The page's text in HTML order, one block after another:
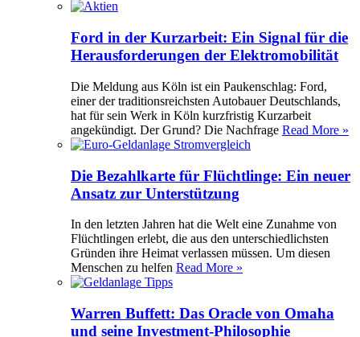
Ford in der Kurzarbeit: Ein Signal für die
Herausforderungen der Elektromobilität
Die Meldung aus Köln ist ein Paukenschlag: Ford,
einer der traditionsreichsten Autobauer Deutschlands,
hat für sein Werk in Köln kurzfristig Kurzarbeit
angekündigt. Der Grund? Die Nachfrage Read More »
Die Bezahlkarte für Flüchtlinge: Ein neuer
Ansatz zur Unterstützung
In den letzten Jahren hat die Welt eine Zunahme von
Flüchtlingen erlebt, die aus den unterschiedlichsten
Gründen ihre Heimat verlassen müssen. Um diesen
Menschen zu helfen Read More »
Warren Buffett: Das Oracle von Omaha
und seine Investment-Philosophie